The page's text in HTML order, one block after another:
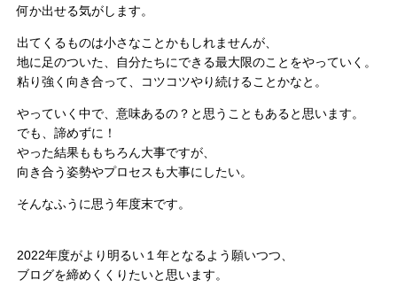
何か出せる気がします。
出てくるものは小さなことかもしれませんが、
地に足のついた、自分たちにできる最大限のことをやっていく。
粘り強く向き合って、コツコツやり続けることかなと。
やっていく中で、意味あるの？と思うこともあると思います。
でも、諦めずに！
やった結果ももちろん大事ですが、
向き合う姿勢やプロセスも大事にしたい。
そんなふうに思う年度末です。
2022年度がより明るい１年となるよう願いつつ、
ブログを締めくくりたいと思います。